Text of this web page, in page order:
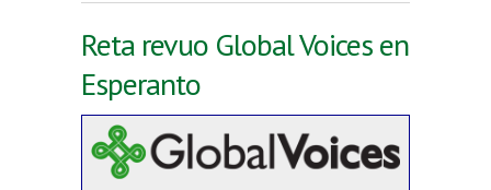
Reta revuo Global Voices en
Esperanto